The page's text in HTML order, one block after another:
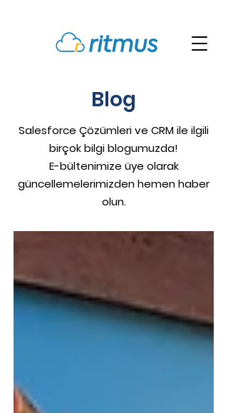
Blog
Salesforce Çözümleri ve CRM ile ilgili
birçok bilgi blogumuzda!
E-bültenimize üye olarak
güncellemelerimizden hemen haber
olun.